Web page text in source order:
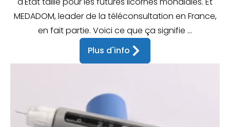
MEDADOM, leader de la téléconsultation en France,
en fait partie. Voici ce que ça signifie ...
Plus d'info